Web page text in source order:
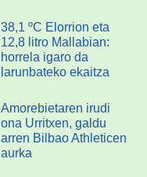
38,1 ºC Elorrion eta
12,8 litro Mallabian:
horrela igaro da
larunbateko ekaitza
Amorebietaren irudi
ona Urritxen, galdu
arren Bilbao Athleticen
aurka